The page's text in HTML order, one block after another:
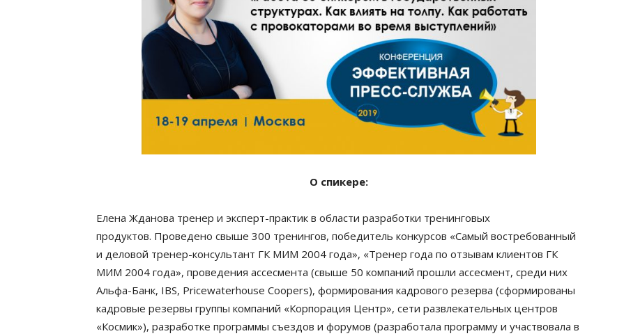
О спикере:
Елена Жданова тренер и эксперт-практик в области разработки тренинговых
продуктов. Проведено свыше 300 тренингов, победитель конкурсов «Самый востребованный
и деловой тренер-консультант ГК МИМ 2004 года», «Тренер года по отзывам клиентов ГК
МИМ 2004 года», проведения ассесмента (свыше 50 компаний прошли ассеcмент, среди них
Альфа-Банк, IBS, Pricewaterhouse Coopers), формирования кадрового резерва (сформированы
кадровые резервы группы компаний «Корпорация Центр», сети развлекательных центров
«Космик»), разработке программы съездов и форумов (разработала программу и участвовала в